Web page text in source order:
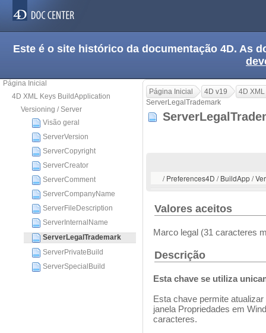
Este é o site histórico da documentação 4D. As
Página Inicial
4D XML Keys BuildApplication
Versioning / Server
Visão geral
ServerVersion
ServerCopyright
ServerCreator
ServerComment
ServerCompanyName
ServerFileDescription
ServerInternalName
ServerLegalTrademark
ServerPrivateBuild
ServerSpecialBuild
Página Inicial 4D v19
4D
ServerLegalTrademark
/ Preferences4D / BuildApp /
Valores aceitos
Marco legal (31 caracteres
Descrição
Esta chave se utiliza
Esta chave permite
janela Propriedades em
caracteres.